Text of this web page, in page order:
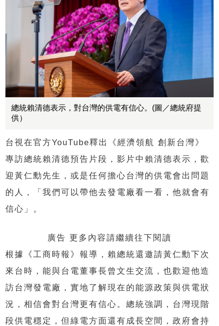
總統賴清德表示，對台灣的供電有信心。(圖／總統府提
供）
台視在官方YouTube釋出《經濟領航 創新台灣》
專訪總統賴清德預告片段，影片中賴清德表示，歡
迎黃仁勳先生，或是任何擔心台灣的供電會出問題
的人，「我們可以帶他去發電廠看一看，他就會有
信心」。
廣告 更多內容請繼續往下閱讀
根據《工商時報》報導，賴總統還邀請黃仁勳下次
來台時，能與台電董事長曾文生交流，也歡迎他造
訪台灣發電廠，實地了解現在的能源政策與供電狀
況，相信會對台灣更有信心。總統強調，台灣現階
段供電穩定，但綠電方面還有成長空間，政府會持